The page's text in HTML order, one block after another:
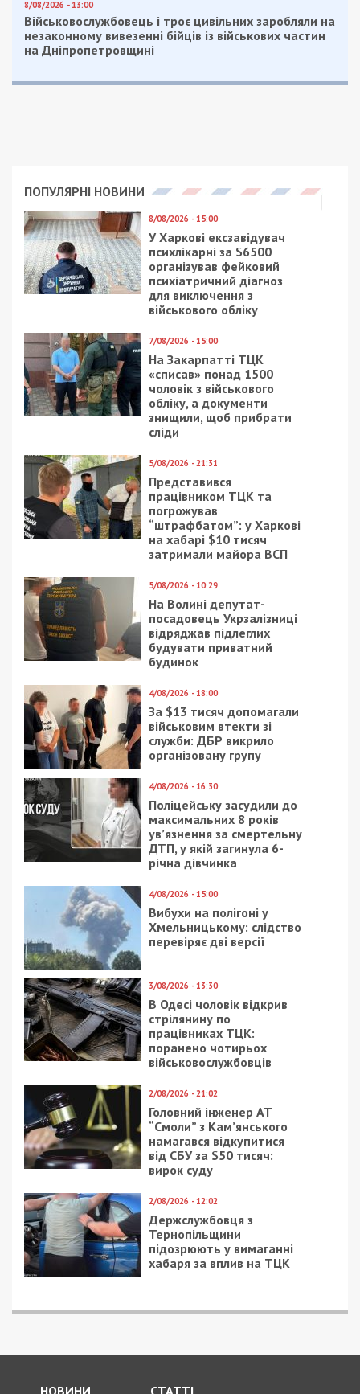
8/08/2026 - 13:00
Військовослужбовець і троє цивільних заробляли на
незаконному вивезенні бійців із військових частин
на Дніпропетровщині
ПОПУЛЯРНІ НОВИНИ
8/08/2026 - 15:00
У Харкові ексзавідувач
психлікарні за $6500
організував фейковий
психіатричний діагноз
для виключення з
військового обліку
7/08/2026 - 15:00
На Закарпатті ТЦК
«списав» понад 1500
чоловік з військового
обліку, а документи
знищили, щоб прибрати
сліди
5/08/2026 - 21:31
Представився
працівником ТЦК та
погрожував
“штрафбатом”: у Харкові
на хабарі $10 тисяч
затримали майора ВСП
5/08/2026 - 10:29
На Волині депутат-
посадовець Укрзалізниці
відряджав підлеглих
будувати приватний
будинок
4/08/2026 - 18:00
За $13 тисяч допомагали
військовим втекти зі
служби: ДБР викрило
організовану групу
4/08/2026 - 16:30
Поліцейську засудили до
максимальних 8 років
ув’язнення за смертельну
ДТП, у якій загинула 6-
річна дівчинка
4/08/2026 - 15:00
Вибухи на полігоні у
Хмельницькому: слідство
перевіряє дві версії
3/08/2026 - 13:30
В Одесі чоловік відкрив
стрілянину по
працівниках ТЦК:
поранено чотирьох
військовослужбовців
2/08/2026 - 21:02
Головний інженер АТ
“Смоли” з Кам’янського
намагався відкупитися
від СБУ за $50 тисяч:
вирок суду
2/08/2026 - 12:02
Держслужбовця з
Тернопільщини
підозрюють у вимаганні
хабаря за вплив на ТЦК